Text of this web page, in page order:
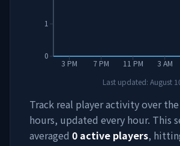
3 PM 7 PM 11 PM 3 AM
0
1
Last updated: August
Track real player activity over
hours, updated every hour. This
averaged 0 active players,